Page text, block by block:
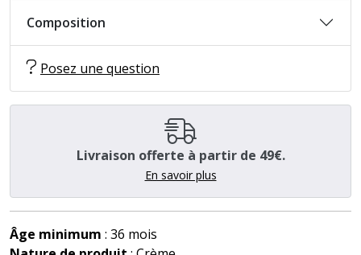
Composition
Posez une question
Livraison offerte à partir de 49€.
En savoir plus
Âge minimum : 36 mois